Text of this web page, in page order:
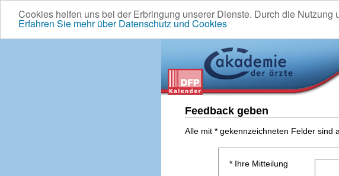
Cookies helfen uns bei der Erbringung unserer Dienste. Durch die
Erfahren Sie mehr über Datenschutz und Cookies
Feedback geben
Alle mit * gekennzeichneten Felder sind
* Ihre Mitteilung